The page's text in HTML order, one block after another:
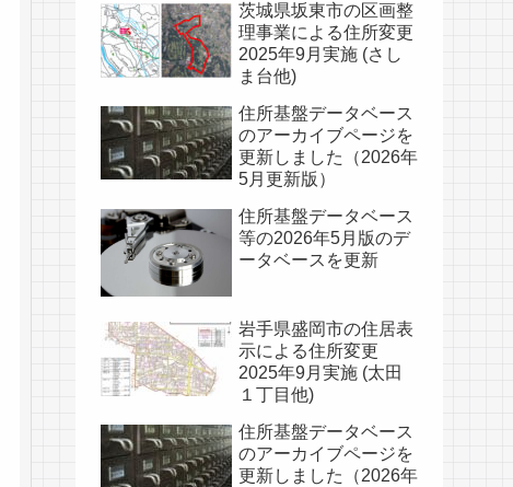
茨城県坂東市の区画整
理事業による住所変更
2025年9月実施 (さし
ま台他)
住所基盤データベース
のアーカイブページを
更新しました（2026年
5月更新版）
住所基盤データベース
等の2026年5月版のデ
ータベースを更新
岩手県盛岡市の住居表
示による住所変更
2025年9月実施 (太田
１丁目他)
住所基盤データベース
のアーカイブページを
更新しました（2026年